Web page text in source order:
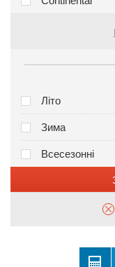
Літо
Зима
Всесезонні